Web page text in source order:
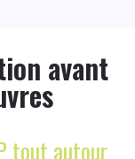
avant
tout autour